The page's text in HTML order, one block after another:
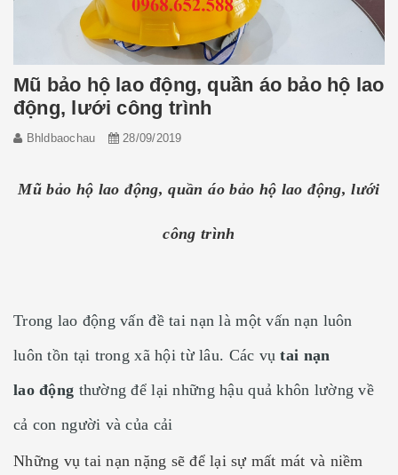
Mũ bảo hộ lao động, quần áo bảo hộ lao
động, lưới công trình
Bhldbaochau 28/09/2019
Mũ bảo hộ lao động, quần áo bảo hộ lao động, lưới
công trình
Trong lao động vấn đề tai nạn là một vấn nạn luôn
luôn tồn tại trong xã hội từ lâu. Các vụtai nạn
lao động thường để lại những hậu quả khôn lường về
cả con người và của cải
Những vụ tai nạn nặng sẽ để lại sự mất mát và niềm